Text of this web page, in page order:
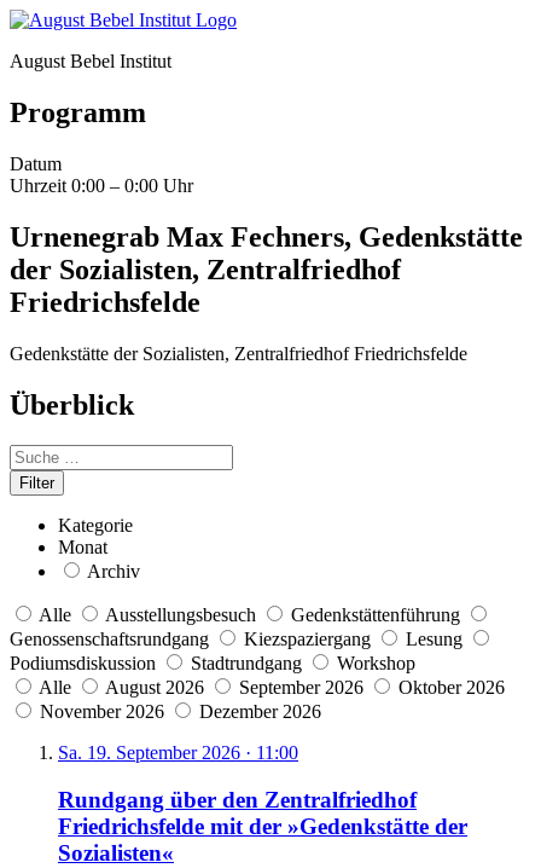
August Bebel Institut
Programm
Datum
Uhrzeit 0:00 – 0:00 Uhr
Urnenegrab Max Fechners, Gedenkstätte
der Sozialisten, Zentralfriedhof
Friedrichsfelde
Gedenkstätte der Sozialisten, Zentralfriedhof Friedrichsfelde
Überblick
Kategorie
Monat
Archiv
Alle Ausstellungsbesuch
Gedenkstättenführung
Genossenschaftsrundgang
Kiezspaziergang
Lesung
Podiumsdiskussion
Stadtrundgang
Workshop
Alle
August 2026 September 2026
Oktober 2026
November 2026
Dezember 2026
Sa. 19. September 2026 · 11:00
Rundgang über den Zentralfriedhof
Friedrichsfelde mit der »Gedenkstätte der
Sozialisten«